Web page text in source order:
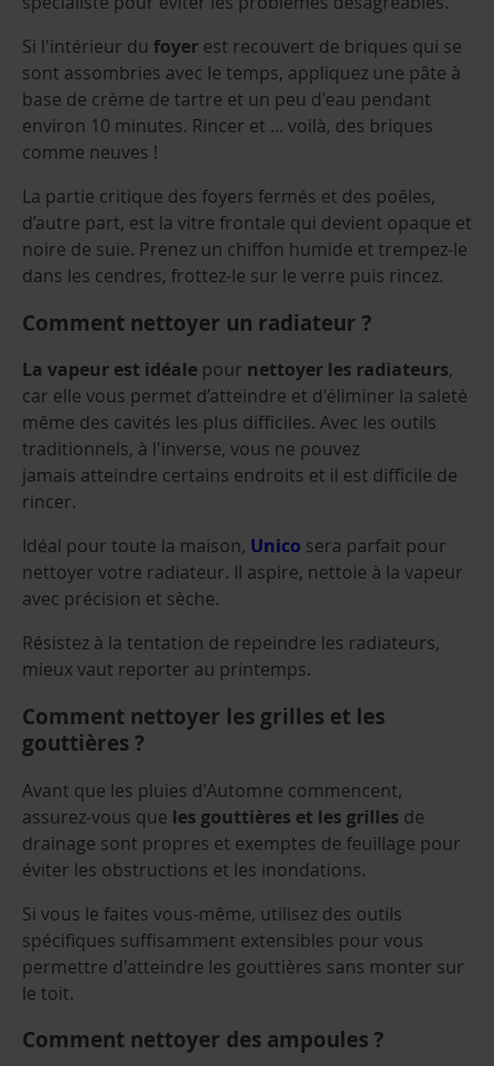
Si l'intérieur du foyer est recouvert de briques qui se
sont assombries avec le temps, appliquez une pâte à
base de crème de tartre et un peu d'eau pendant
environ 10 minutes. Rincer et ... voilà, des briques
comme neuves !
La partie critique des foyers fermés et des poêles,
d’autre part, est la vitre frontale qui devient opaque et
noire de suie. Prenez un chiffon humide et trempez-le
dans les cendres, frottez-le sur le verre puis rincez.
Comment nettoyer un radiateur ?
La vapeur est idéale pour nettoyer les radiateurs,
car elle vous permet d’atteindre et d'éliminer la saleté
même des cavités les plus difficiles. Avec les outils
traditionnels, à l'inverse, vous ne pouvez
jamais atteindre certains endroits et il est difficile de
rincer.
Idéal pour toute la maison, Unico sera parfait pour
nettoyer votre radiateur. Il aspire, nettoie à la vapeur
avec précision et sèche.
Résistez à la tentation de repeindre les radiateurs,
mieux vaut reporter au printemps.
Comment nettoyer les grilles et les
gouttières ?
Avant que les pluies d'Automne commencent,
assurez-vous que les gouttières et les grilles de
drainage sont propres et exemptes de feuillage pour
éviter les obstructions et les inondations.
Si vous le faites vous-même, utilisez des outils
spécifiques suffisamment extensibles pour vous
permettre d'atteindre les gouttières sans monter sur
le toit.
Comment nettoyer des ampoules ?